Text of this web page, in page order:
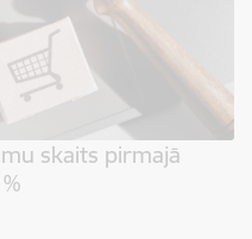
skaits pirmajā